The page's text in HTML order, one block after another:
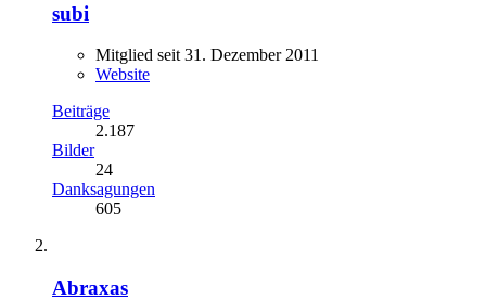
subi
Mitglied seit 31. Dezember 2011
Website
Beiträge
2.187
Bilder
24
Danksagungen
605
Abraxas